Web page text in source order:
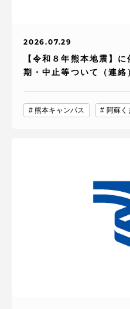
2026.07.29
【令和８年熊本地震】
期・中止等ついて（連絡
熊本キャンパス 阿蘇く